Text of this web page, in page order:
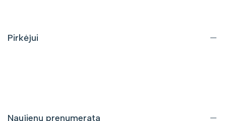
Pirkėjui
Naujienų prenumerata